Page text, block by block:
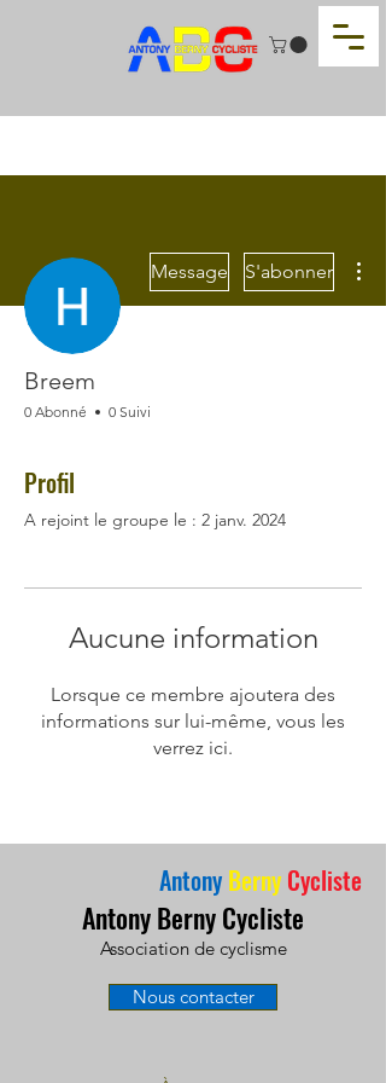
Message S'abonner
Breem
0 Abonné 0 Suivi
Profil
A rejoint le groupe le : 2 janv. 2024
Aucune information
Lorsque ce membre ajoutera des
informations sur lui-même, vous les
verrez ici.
Antony Berny Cycliste
Antony Berny Cycliste
Association de cyclisme
Nous contacter